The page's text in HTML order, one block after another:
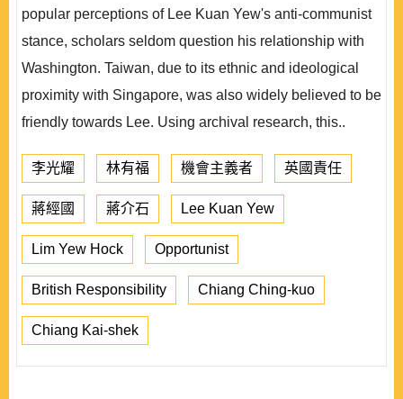
popular perceptions of Lee Kuan Yew's anti-communist
stance, scholars seldom question his relationship with
Washington. Taiwan, due to its ethnic and ideological
proximity with Singapore, was also widely believed to be
friendly towards Lee. Using archival research, this..
李光耀 林有福 機會主義者 英國責任
蔣經國 蔣介石 Lee Kuan Yew
Lim Yew Hock Opportunist
British Responsibility Chiang Ching-kuo
Chiang Kai-shek